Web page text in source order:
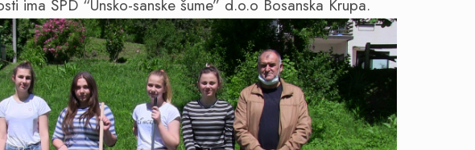
ima ŠPD “Unsko-sanske šume” d.o.o Bosanska Krupa.